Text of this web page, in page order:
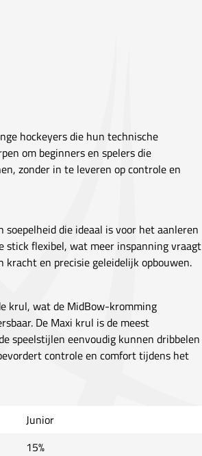
hockeyers die hun technische
om beginners en spelers die
zonder in te leveren op controle en
die ideaal is voor het aanleren
stick flexibel, wat meer inspanning vraagt
en precisie geleidelijk opbouwen.
krul, wat de MidBow-kromming
De Maxi krul is de meest
speelstijlen eenvoudig kunnen dribbelen
controle en comfort tijdens het
Junior
15%